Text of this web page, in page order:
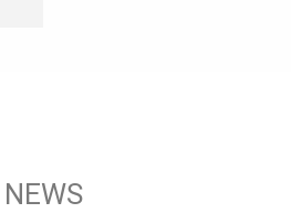
NEWS